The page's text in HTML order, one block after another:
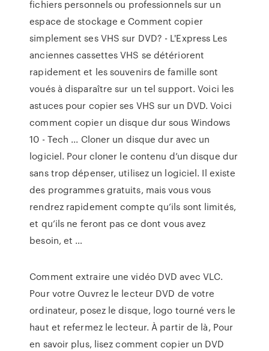
fichiers personnels ou professionnels sur un
espace de stockage e Comment copier
simplement ses VHS sur DVD? - L'Express Les
anciennes cassettes VHS se détériorent
rapidement et les souvenirs de famille sont
voués à disparaître sur un tel support. Voici les
astuces pour copier ses VHS sur un DVD. Voici
comment copier un disque dur sous Windows
10 - Tech ... Cloner un disque dur avec un
logiciel. Pour cloner le contenu d’un disque dur
sans trop dépenser, utilisez un logiciel. Il existe
des programmes gratuits, mais vous vous
rendrez rapidement compte qu’ils sont limités,
et qu’ils ne feront pas ce dont vous avez
besoin, et …
Comment extraire une vidéo DVD avec VLC.
Pour votre Ouvrez le lecteur DVD de votre
ordinateur, posez le disque, logo tourné vers le
haut et refermez le lecteur. À partir de là, Pour
en savoir plus, lisez comment copier un DVD